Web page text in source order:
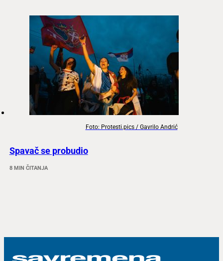
Foto: Protesti.pics / Gavrilo Andrić
Spavač se probudio
8 MIN ČITANJA